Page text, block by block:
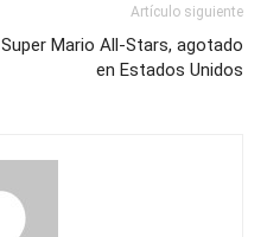
Artículo siguiente
Super Mario All-Stars, agotado
en Estados Unidos